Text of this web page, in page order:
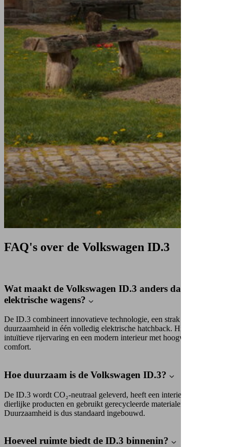
FAQ's over de Volkswagen ID.3
Wat maakt de Volkswagen ID.3 anders dan andere
elektrische wagens?
De ID.3 combineert innovatieve technologie, een strak design en
duurzaamheid in één volledig elektrische hatchback. Hij biedt een
intuïtieve rijervaring en een modern interieur met hoogwaardig
comfort.
Hoe duurzaam is de Volkswagen ID.3?
De ID.3 wordt CO₂-neutraal geleverd, heeft een interieur vrij van
dierlijke producten en gebruikt gerecycleerde materialen.
Duurzaamheid is dus standaard ingebouwd.
Hoeveel ruimte biedt de ID.3 binnenin?